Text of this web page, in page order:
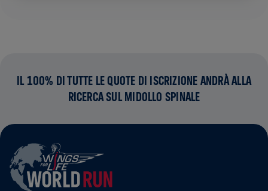
IL 100% DI TUTTE LE QUOTE DI ISCRIZIONE ANDRÀ ALLA
RICERCA SUL MIDOLLO SPINALE